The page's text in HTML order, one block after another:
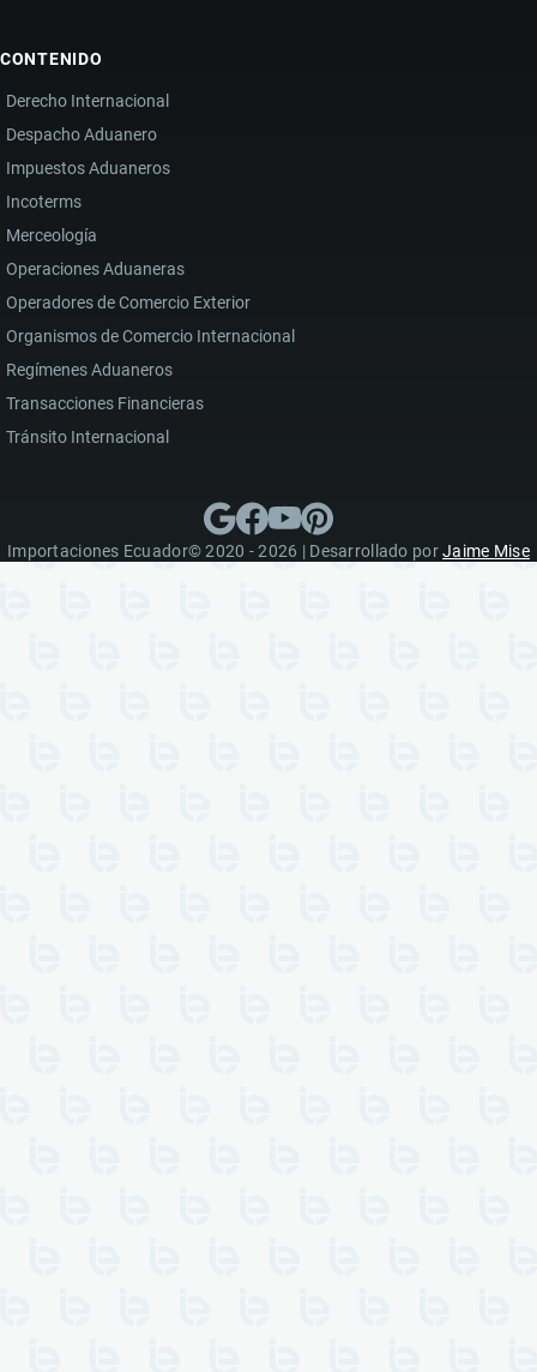
CONTENIDO
Derecho Internacional
Despacho Aduanero
Impuestos Aduaneros
Incoterms
Merceología
Operaciones Aduaneras
Operadores de Comercio Exterior
Organismos de Comercio Internacional
Regímenes Aduaneros
Transacciones Financieras
Tránsito Internacional
Importaciones Ecuador© 2020 - 2026 | Desarrollado porJaime Mise